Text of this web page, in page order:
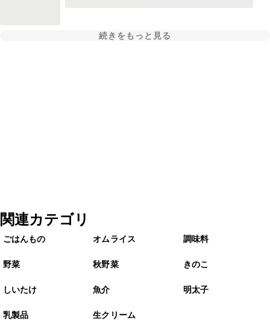
続きをもっと見る
関連カテゴリ
ごはんもの オムライス 調味料
野菜 秋野菜 きのこ
しいたけ 魚介 明太子
乳製品
生クリーム